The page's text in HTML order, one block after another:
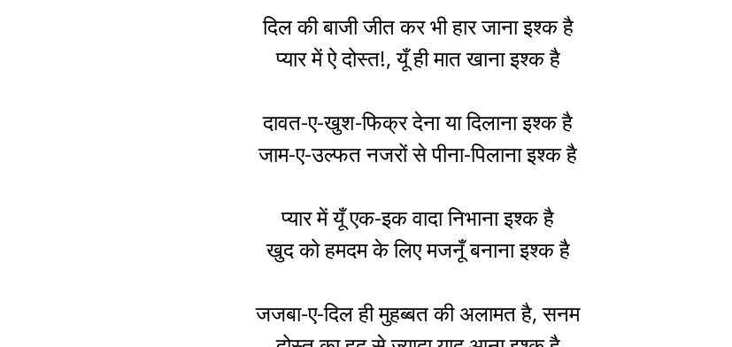
दिल की बाजी जीत कर भी हार जाना इश्क है
प्यार में ऐ दोस्त!, यूँ ही मात खाना इश्क है
दावत-ए-खुश-फिक्र देना या दिलाना इश्क है
जाम-ए-उल्फत नजरों से पीना-पिलाना इश्क है
प्यार में यूँ एक-इक वादा निभाना इश्क है
खुद को हमदम के लिए मजनूँ बनाना इश्क है
जजबा-ए-दिल ही मुहब्बत की अलामत है, सनम